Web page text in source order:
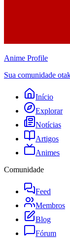
Anime Profile
Sua comunidade
Início
Explorar
Notícias
Artigos
Animes
Comunidade
Feed
Membros
Blog
Fórum